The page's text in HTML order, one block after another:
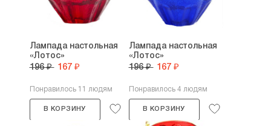
Лампада настольная
«Лотос»
196 ₽ 167 ₽
Понравилось 11 людям
В КОРЗИНУ
Лампада настольная
«Лотос»
196 ₽ 167 ₽
Понравилось 4 людям
В КОРЗИНУ